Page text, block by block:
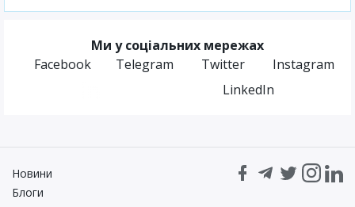
Ми у соціальних мережах
Facebook
Telegram Twitter
Instagram
LinkedIn
Новини
Блоги